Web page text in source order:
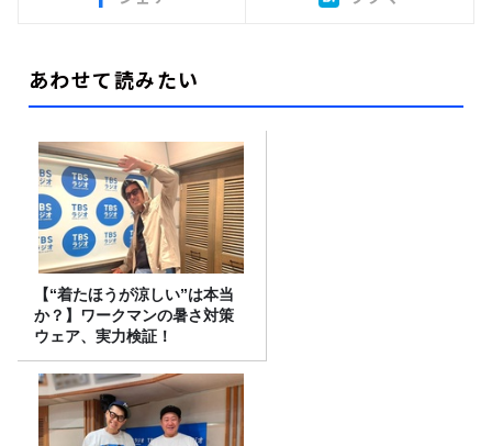
あわせて読みたい
【“着たほうが涼しい”は本当
か？】ワークマンの暑さ対策
ウェア、実力検証！